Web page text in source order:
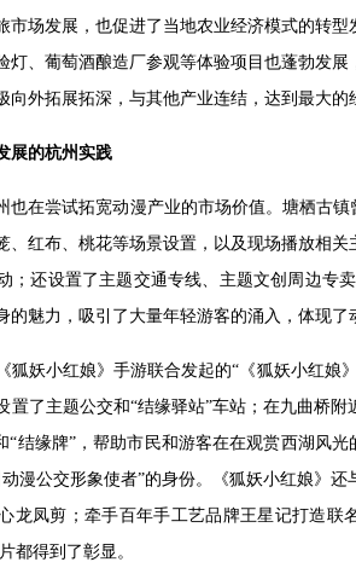
市场发展，也促进了当地农业经济模式的转
灯、葡萄酒酿造厂参观等体验项目也蓬勃发
向外拓展拓深，与其他产业连结，达到最大的
展的杭州实践
也在尝试拓宽动漫产业的市场价值。塘栖古
、红布、桃花等场景设置，以及现场播放相
；还设置了主题交通专线、主题文创周边专
的魅力，吸引了大量年轻游客的涌入，体现了
狐妖小红娘》手游联合发起的“《狐妖小红娘
置了主题公交和“结缘驿站”车站；在九曲桥
“结缘牌”，帮助市民和游客在在观赏西湖风
漫公交形象使者”的身份。《狐妖小红娘》
龙凤剪；牵手百年手工艺品牌王星记打造
都得到了彰显。